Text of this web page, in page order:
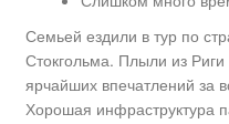
Семьей ездили в тур по
Стокгольма. Плыли из
ярчайших впечатлений за
Хорошая инфраструктура